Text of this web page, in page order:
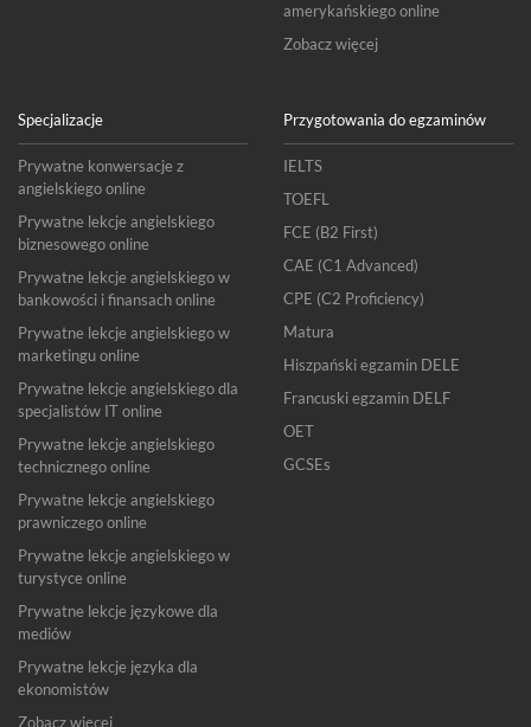
amerykańskiego online
Zobacz więcej
Specjalizacje
Prywatne konwersacje z
angielskiego online
Prywatne lekcje angielskiego
biznesowego online
Prywatne lekcje angielskiego w
bankowości i finansach online
Prywatne lekcje angielskiego w
marketingu online
Prywatne lekcje angielskiego dla
specjalistów IT online
Prywatne lekcje angielskiego
technicznego online
Prywatne lekcje angielskiego
prawniczego online
Prywatne lekcje angielskiego w
turystyce online
Prywatne lekcje językowe dla
mediów
Prywatne lekcje języka dla
ekonomistów
Zobacz więcej
Przygotowania do egzaminów
IELTS
TOEFL
FCE (B2 First)
CAE (C1 Advanced)
CPE (C2 Proficiency)
Matura
Hiszpański egzamin DELE
Francuski egzamin DELF
OET
GCSEs